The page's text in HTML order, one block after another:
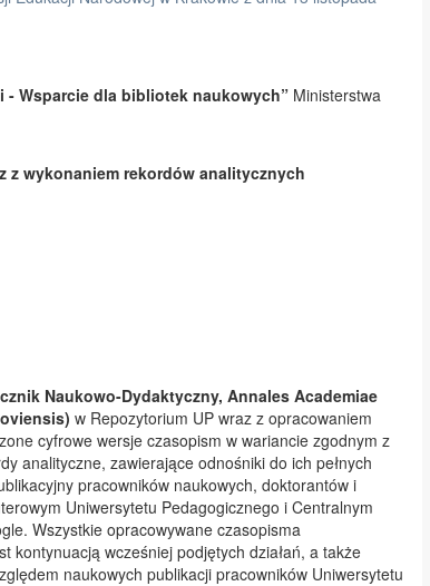
- Wsparcie dla bibliotek naukowych” Ministerstwa
z wykonaniem rekordów analitycznych
Naukowo-Dydaktyczny, Annales Academiae
w Repozytorium UP wraz z opracowaniem
cyfrowe wersje czasopism w wariancie zgodnym z
analityczne, zawierające odnośniki do ich pełnych
pracowników naukowych, doktorantów i
Uniwersytetu Pedagogicznego i Centralnym
Wszystkie opracowywane czasopisma
wcześniej podjętych działań, a także
naukowych publikacji pracowników Uniwersytetu